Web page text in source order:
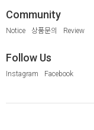
Community
Notice 상품문의 Review
Follow Us
Instagram Facebook